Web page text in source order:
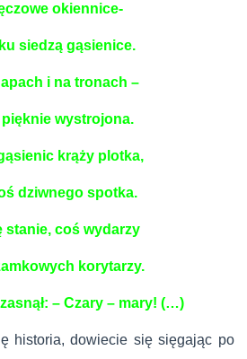
okiennice-
siedzą gąsienice.
i na tronach –
pięknie wystrojona.
krąży plotka,
dziwnego spotka.
stanie, coś wydarzy
korytarzy.
– Czary – mary! (…)
historia, dowiecie się sięgając po